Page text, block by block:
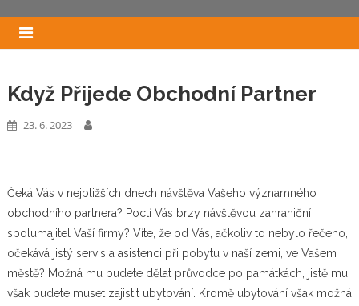
Když Přijede Obchodní Partner
23. 6. 2023
Čeká Vás v nejbližších dnech návštěva Vašeho významného
obchodního partnera? Poctí Vás brzy návštěvou zahraniční
spolumajitel Vaší firmy? Víte, že od Vás, ačkoliv to nebylo řečeno,
očekává jistý servis a asistenci při pobytu v naší zemi, ve Vašem
městě? Možná mu budete dělat průvodce po památkách, jistě mu
však budete muset zajistit ubytování. Kromě ubytování však možná